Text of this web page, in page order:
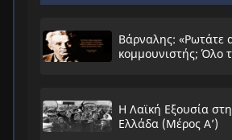
Βάρναλης: «Ρωτάτε
κομμουνιστής; Όλο
Η Λαϊκή Εξουσία
Ελλάδα (Μέρος Α’)